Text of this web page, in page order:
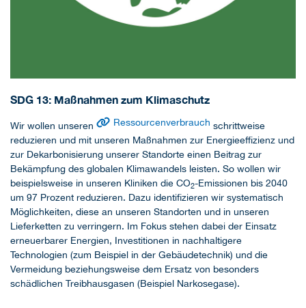
SDG 13: Maßnahmen zum Klimaschutz
Wir wollen unseren Ressourcenverbrauch schrittweise
reduzieren und mit unseren Maßnahmen zur Energieeffizienz und
zur Dekarbonisierung unserer Standorte einen Beitrag zur
Bekämpfung des globalen Klimawandels leisten. So wollen wir
beispielsweise in unseren Kliniken die CO2-Emissionen bis 2040
um 97 Prozent reduzieren. Dazu identifizieren wir systematisch
Möglichkeiten, diese an unseren Standorten und in unseren
Lieferketten zu verringern. Im Fokus stehen dabei der Einsatz
erneuerbarer Energien, Investitionen in nachhaltigere
Technologien (zum Beispiel in der Gebäudetechnik) und die
Vermeidung beziehungsweise dem Ersatz von besonders
schädlichen Treibhausgasen (Beispiel Narkosegase).